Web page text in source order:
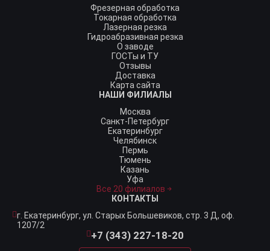
Фрезерная обработка
Токарная обработка
Лазерная резка
Гидроабразивная резка
О заводе
ГОСТы и ТУ
Отзывы
Доставка
Карта сайта
НАШИ ФИЛИАЛЫ
Москва
Санкт-Петербург
Екатеринбург
Челябинск
Пермь
Тюмень
Казань
Уфа
Все 20 филиалов
КОНТАКТЫ
г. Екатеринбург, ул. Старых Большевиков, стр. 3 Д, оф.
1207/2
+7 (343) 227-18-20